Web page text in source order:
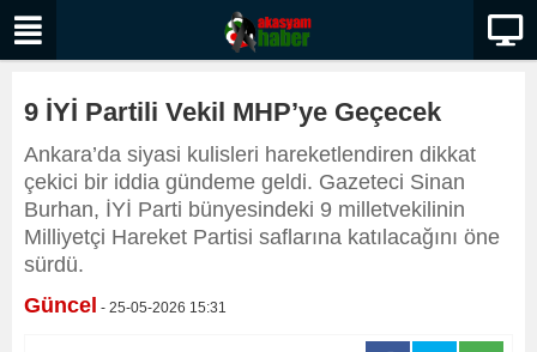
9 İYİ Partili Vekil MHP’ye Geçecek
Ankara’da siyasi kulisleri hareketlendiren dikkat
çekici bir iddia gündeme geldi. Gazeteci Sinan
Burhan, İYİ Parti bünyesindeki 9 milletvekilinin
Milliyetçi Hareket Partisi saflarına katılacağını öne
sürdü.
Güncel - 25-05-2026 15:31